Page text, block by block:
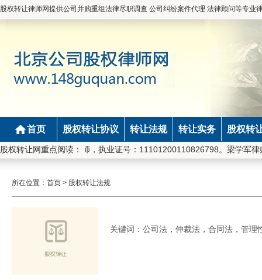
股权转让律师网提供公司并购重组法律尽职调查 公司纠纷案件代理 法律顾问等专业
首页 股权转让协议 转让法规 转让实务 股权转
股权转让网重点阅读：
市长安律师事务所律师，执业证号：11101200110826798。梁学军律
所在位置： 首页 > 股权转让法规
关键词：公司法，仲裁法，合同法，管理